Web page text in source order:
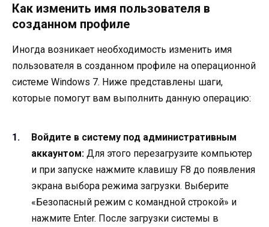
Как изменить имя пользователя в
созданном профиле
Иногда возникает необходимость изменить имя
пользователя в созданном профиле на операционной
системе Windows 7. Ниже представлены шаги,
которые помогут вам выполнить данную операцию:
Войдите в систему под административным
аккаунтом: Для этого перезагрузите компьютер
и при запуске нажмите клавишу F8 до появления
экрана выбора режима загрузки. Выберите
«Безопасный режим с командной строкой» и
нажмите Enter. После загрузки системы в